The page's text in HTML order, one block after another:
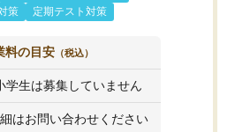
策
定期テスト対策
料の目安 （税込）
学生は募集していません
はお問い合わせください